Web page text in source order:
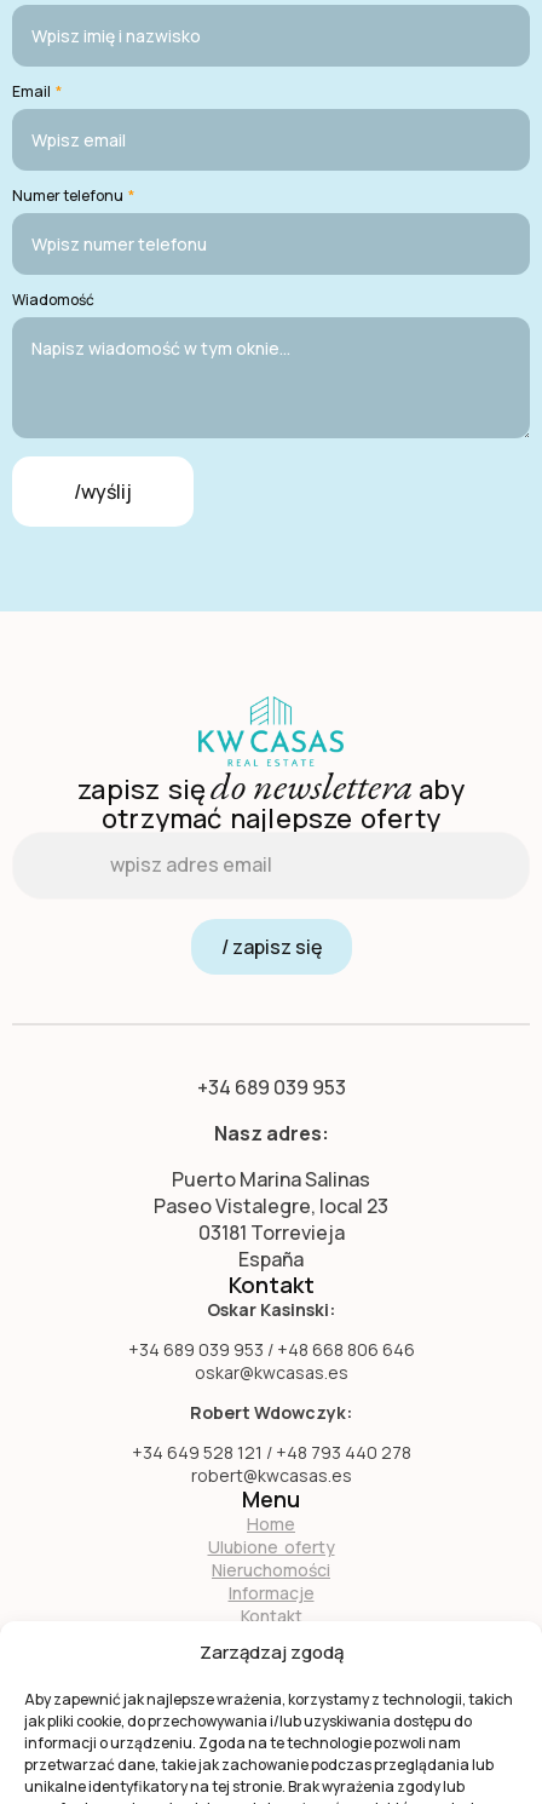
Zarządzaj zgodą
Aby zapewnić jak najlepsze wrażenia, korzystamy z technologii, takich
jak pliki cookie, do przechowywania i/lub uzyskiwania dostępu do
informacji o urządzeniu. Zgoda na te technologie pozwoli nam
przetwarzać dane, takie jak zachowanie podczas przeglądania lub
unikalne identyfikatory na tej stronie. Brak wyrażenia zgody lub
Email *
Numer telefonu *
Wiadomość
/wyślij
zapisz siędo newslettera aby
otrzymać najlepsze oferty
/ zapisz się
+34 689 039 953
Nasz adres:
Puerto Marina Salinas
Paseo Vistalegre, local 23
03181 Torrevieja
España
Kontakt
Oskar Kasinski:
+34 689 039 953 / +48 668 806 646
oskar@kwcasas.es
Robert Wdowczyk:
+34 649 528 121 / +48 793 440 278
robert@kwcasas.es
Menu
Home
Ulubione oferty
Nieruchomości
Informacje
Kontakt
Zostań naszym partnerem